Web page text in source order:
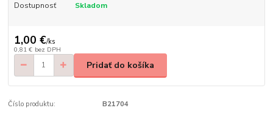
Dostupnosť Skladom
1,00 €/ks
0,81 € bez DPH
Pridať do košíka
Číslo produktu: B21704